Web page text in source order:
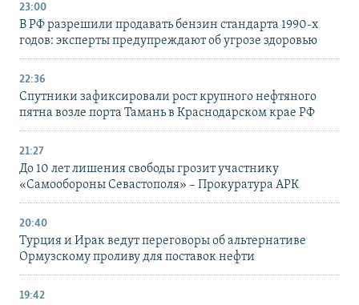
23:00
В РФ разрешили продавать бензин стандарта 1990-х
годов: эксперты предупреждают об угрозе здоровью
22:36
Спутники зафиксировали рост крупного нефтяного
пятна возле порта Тамань в Краснодарском крае РФ
21:27
До 10 лет лишения свободы грозит участнику
«Самообороны Севастополя» – Прокуратура АРК
20:40
Турция и Ирак ведут переговоры об альтернативе
Ормузскому проливу для поставок нефти
19:42